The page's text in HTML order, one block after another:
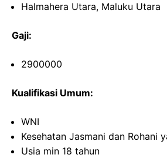
Halmahera Utara, Maluku Utara
Gaji:
2900000
Kualifikasi Umum:
WNI
Kesehatan Jasmani dan Rohani
Usia min 18 tahun